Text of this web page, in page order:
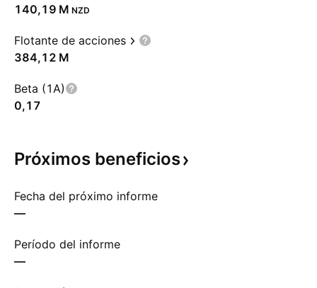
‪140,19 M‬ NZD
Flotante de acciones
‪384,12 M‬
Beta (1A)
0,17
Próximos beneficios
Fecha del próximo informe
—
Período del informe
—